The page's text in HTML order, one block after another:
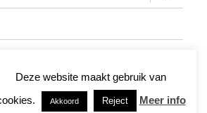
Deze website maakt gebruik van
Akkoord Reject Meer info